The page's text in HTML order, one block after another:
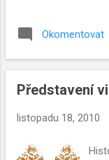
Okomentovat
Představení
listopadu 18, 2010